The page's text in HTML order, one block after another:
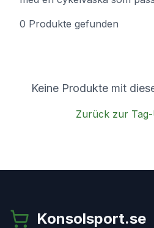
0 Produkte gefunden
Keine Produkte mit
Zurück zur
Konsolsport.se